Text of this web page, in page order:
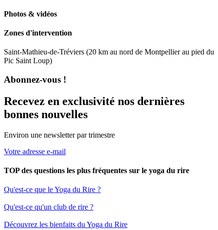
Photos & vidéos
Zones d'intervention
Saint-Mathieu-de-Tréviers (20 km au nord de Montpellier au pied du
Pic Saint Loup)
Abonnez-vous !
Recevez en exclusivité nos dernières
bonnes nouvelles
Environ une newsletter par trimestre
Votre adresse e-mail
TOP des questions les plus fréquentes sur le yoga du rire
Qu'est-ce que le Yoga du Rire ?
Qu'est-ce qu'un club de rire ?
Découvrez les bienfaits du Yoga du Rire